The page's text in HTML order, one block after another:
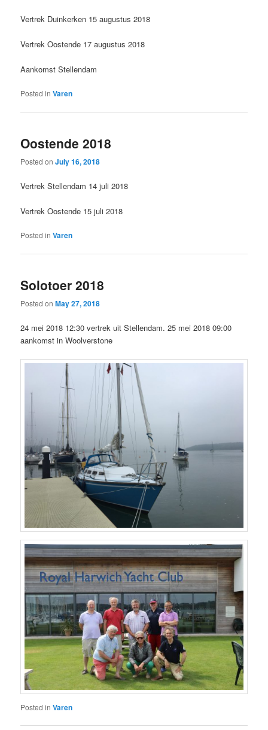
Vertrek Duinkerken 15 augustus 2018
Vertrek Oostende 17 augustus 2018
Aankomst Stellendam
Posted in Varen
Oostende 2018
Posted onJuly 16, 2018
Vertrek Stellendam 14 juli 2018
Vertrek Oostende 15 juli 2018
Posted in Varen
Solotoer 2018
Posted onMay 27, 2018
24 mei 2018 12:30 vertrek uit Stellendam. 25 mei 2018 09:00
aankomst in Woolverstone
Posted in Varen